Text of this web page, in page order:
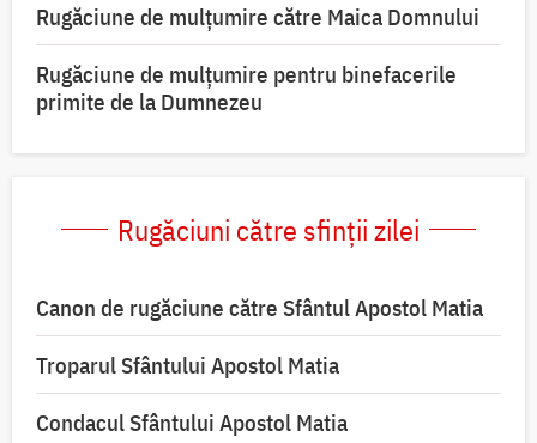
Rugăciune de mulţumire către Maica Domnului
Rugăciune de mulțumire pentru binefacerile
primite de la Dumnezeu
Rugăciuni către sfinții zilei
Canon de rugăciune către Sfântul Apostol Matia
Troparul Sfântului Apostol Matia
Condacul Sfântului Apostol Matia